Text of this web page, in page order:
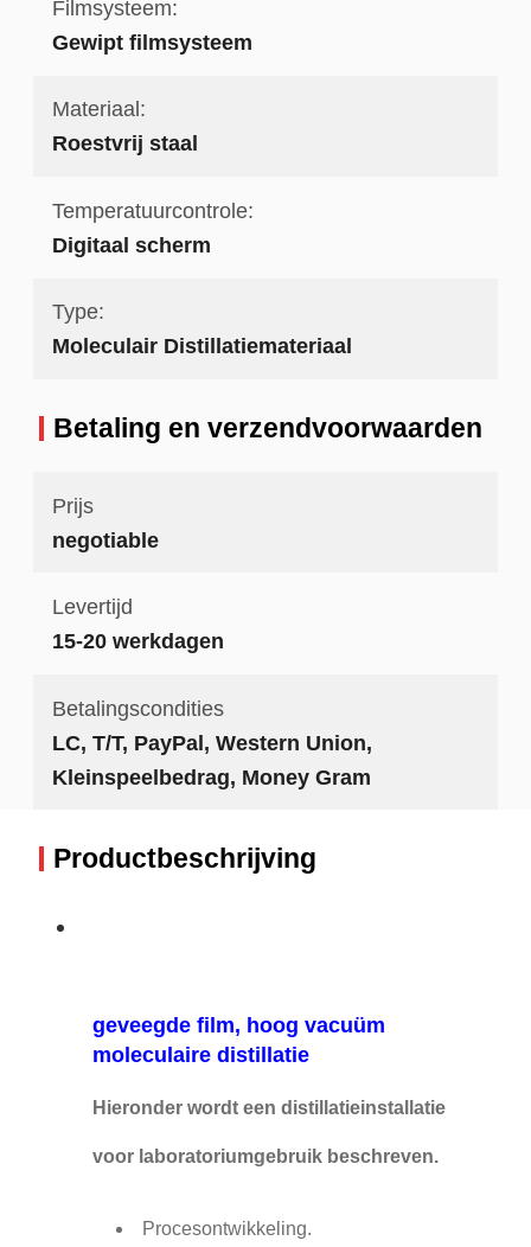
Filmsysteem:
Gewipt filmsysteem
Materiaal:
Roestvrij staal
Temperatuurcontrole:
Digitaal scherm
Type:
Moleculair Distillatiemateriaal
Betaling en verzendvoorwaarden
Prijs
negotiable
Levertijd
15-20 werkdagen
Betalingscondities
LC, T/T, PayPal, Western Union,
Kleinspeelbedrag, Money Gram
Productbeschrijving
geveegde film, hoog vacuüm
moleculaire distillatie
Hieronder wordt een distillatieinstallatie
voor laboratoriumgebruik beschreven.
Procesontwikkeling.